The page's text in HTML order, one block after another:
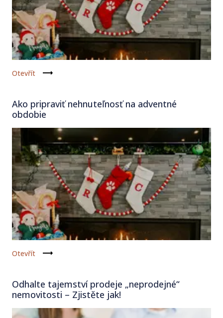
Otevřít
Ako pripraviť nehnuteľnosť na adventné
obdobie
Otevřít
Odhalte tajemství prodeje „neprodejné“
nemovitosti – Zjistěte jak!